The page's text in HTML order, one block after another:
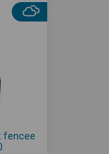
fencee